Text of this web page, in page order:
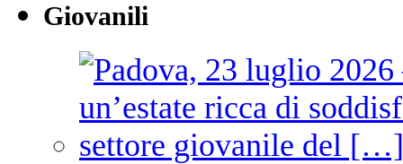
Giovanili